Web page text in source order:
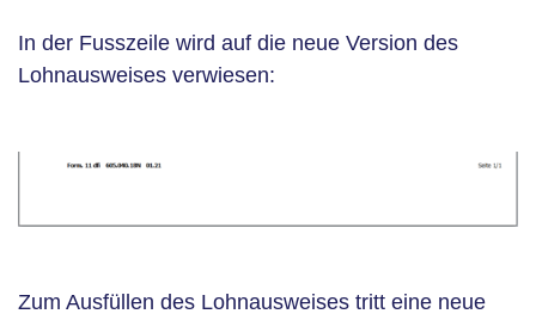
In der Fusszeile wird auf die neue Version des
Lohnausweises verwiesen:
Zum Ausfüllen des Lohnausweises tritt eine neue